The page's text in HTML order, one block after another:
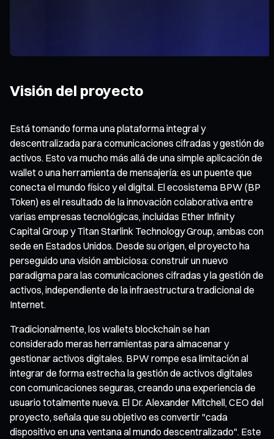
Visión del proyecto
Está tomando forma una plataforma integral y
descentralizada para comunicaciones cifradas y gestión de
activos. Esto va mucho más allá de una simple aplicación de
wallet o una herramienta de mensajería: es un puente que
conecta el mundo físico y el digital. El ecosistema BPW (BP
Token) es el resultado de la innovación colaborativa entre
varias empresas tecnológicas, incluidas Ether Infinity
Capital Group y Titan Starlink Technology Group, ambas con
sede en Estados Unidos. Desde su origen, el proyecto ha
perseguido una visión ambiciosa: construir un nuevo
paradigma para las comunicaciones cifradas y la gestión de
activos, independiente de la infraestructura tradicional de
Internet.
Tradicionalmente, los wallets blockchain se han
considerado meras herramientas para almacenar y
gestionar activos digitales. BPW rompe esa limitación al
integrar de forma estrecha la gestión de activos digitales
con comunicaciones seguras, creando una experiencia de
usuario totalmente nueva. El Dr. Alexander Mitchell, CEO del
proyecto, señala que su objetivo es convertir "cada
dispositivo en una ventana al mundo descentralizado". Este